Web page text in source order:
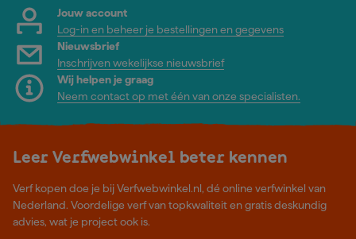
Jouw account
Log-in en beheer je bestellingen en gegevens
Nieuwsbrief
Inschrijven wekelijkse nieuwsbrief
Wij helpen je graag
Neem contact op met één van onze specialisten.
Leer Verfwebwinkel beter kennen
Verf kopen doe je bij Verfwebwinkel.nl, dé online verfwinkel van
Nederland. Voordelige verf van topkwaliteit en gratis deskundig
advies, wat je project ook is.